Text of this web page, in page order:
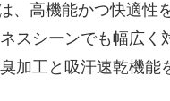
、高機能かつ快適性
スシーンでも幅広く
加工と吸汗速乾機